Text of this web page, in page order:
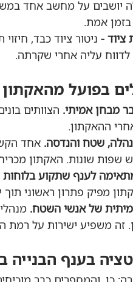
יושבים על מחשב אחד
אמת.
ציוד - ניטור ציוד כבד,
עליה אחרי שקרתה.
בפועל מהאקתון
הצוותים
ההאקתון.
אחד
שפות שונות. האקתון
מפיק פתרון ראשוני
זה משפיע ישירות על רמת
בענף